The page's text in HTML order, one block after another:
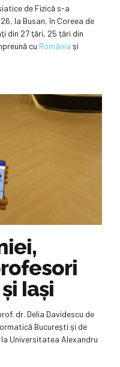
de Fizică s-a
la Busan, în Coreea de
din 27 ţări, 25 ţări din
cu România şi
Iași
dr. Delia Davidescu de
Bucureşti şi de
Universitatea Alexandru